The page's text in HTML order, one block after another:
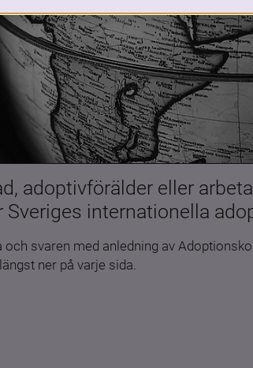
adoptivförälder eller
internationella
svaren med anledning av
ner på varje sida.